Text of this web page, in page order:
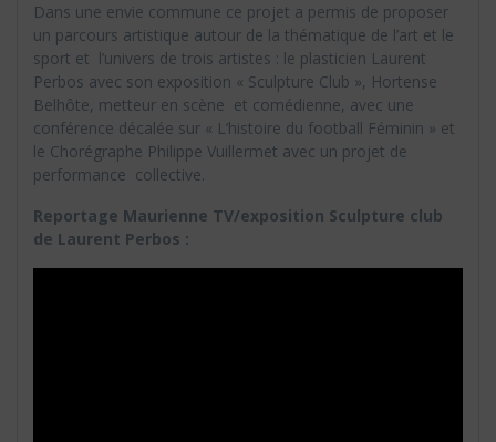
Dans une envie commune ce projet a permis de proposer
un parcours artistique autour de la thématique de l’art et le
sport et l’univers de trois artistes : le plasticien Laurent
Perbos avec son exposition « Sculpture Club », Hortense
Belhôte, metteur en scène et comédienne, avec une
conférence décalée sur « L’histoire du football Féminin » et
le Chorégraphe Philippe Vuillermet avec un projet de
performance collective.
Reportage Maurienne TV/exposition Sculpture club
de Laurent Perbos :